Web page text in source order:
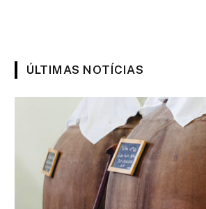
ÚLTIMAS NOTÍCIAS